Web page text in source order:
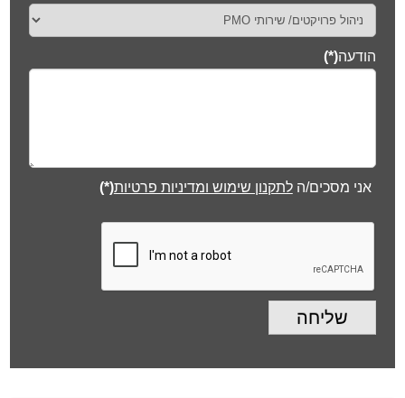
הודעה(*)
אני מסכים/הלתקנון שימוש ומדיניות פרטיות(*)
שליחה